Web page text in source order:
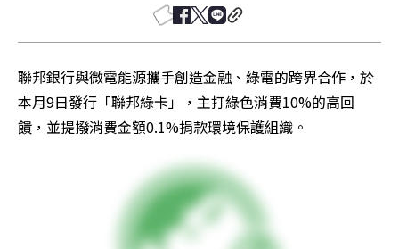
聯邦銀行與微電能源攜手創造金融、綠電的跨界合作，於
本月9日發行「聯邦綠卡」，主打綠色消費10%的高回
饋，並提撥消費金額0.1%捐款環境保護組織。